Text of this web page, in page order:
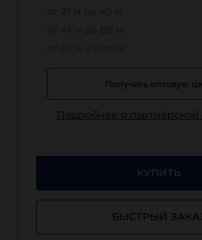
Получить оптовую
Подробнее о
КУПИТЬ
БЫСТРЫЙ